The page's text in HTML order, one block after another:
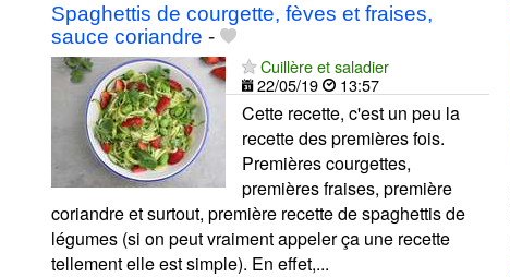
Spaghettis de courgette, fèves et fraises,
sauce coriandre -
Cuillère et saladier
22/05/19
13:57
Cette recette, c'est un peu la
recette des premières fois.
Premières courgettes,
premières fraises, première
coriandre et surtout, première recette de spaghettis de
légumes (si on peut vraiment appeler ça une recette
tellement elle est simple). En effet,...